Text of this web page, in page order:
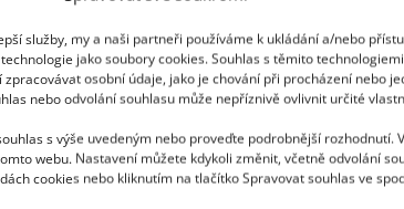
služby, my a naši partneři používáme k ukládání a/nebo
jako soubory cookies. Souhlas s těmito
osobní údaje, jako je chování při procházení nebo
nebo odvolání souhlasu může nepříznivě ovlivnit určité
s výše uvedeným nebo proveďte podrobnější rozhodnutí.
webu. Nastavení můžete kdykoli změnit, včetně odvolání
cookies nebo kliknutím na tlačítko Spravovat souhlas ve
Mléčné výrobky i
strukturu